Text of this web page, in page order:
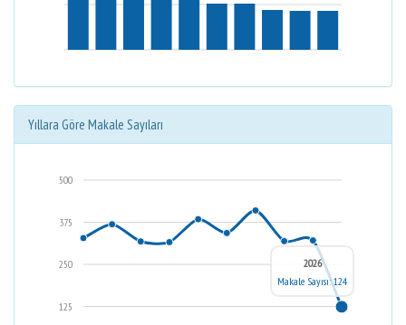
Yıllara Göre Makale Sayıları
125
250
375
500
2026
Makale Sayısı: 124